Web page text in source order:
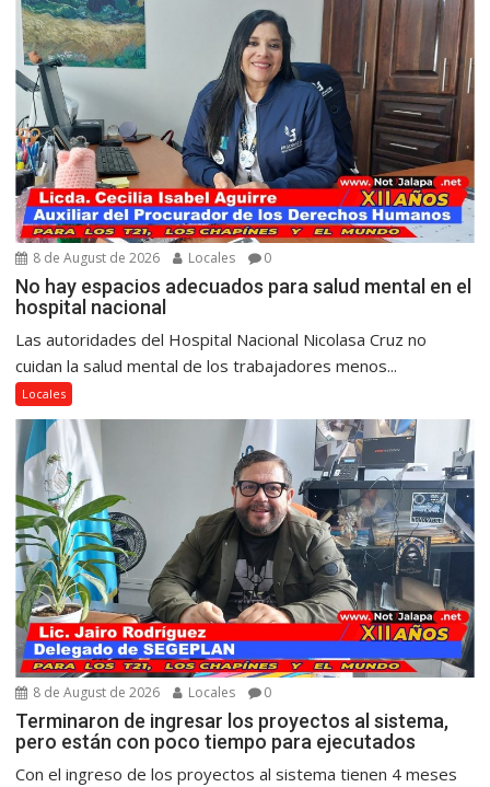
8 de August de 2026 Locales 0
No hay espacios adecuados para salud mental en el
hospital nacional
Las autoridades del Hospital Nacional Nicolasa Cruz no
cuidan la salud mental de los trabajadores menos...
Locales
8 de August de 2026 Locales 0
Terminaron de ingresar los proyectos al sistema,
pero están con poco tiempo para ejecutados
Con el ingreso de los proyectos al sistema tienen 4 meses